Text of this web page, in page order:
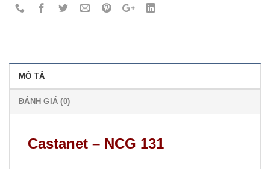
MÔ TẢ
ĐÁNH GIÁ (0)
Castanet – NCG 131